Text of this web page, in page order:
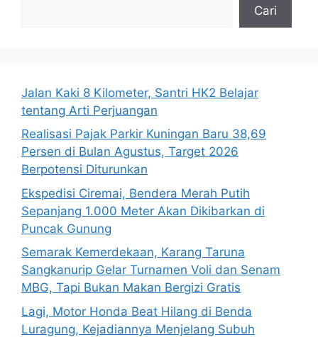
Cari
Jalan Kaki 8 Kilometer, Santri HK2 Belajar
tentang Arti Perjuangan
Realisasi Pajak Parkir Kuningan Baru 38,69
Persen di Bulan Agustus, Target 2026
Berpotensi Diturunkan
Ekspedisi Ciremai, Bendera Merah Putih
Sepanjang 1.000 Meter Akan Dikibarkan di
Puncak Gunung
Semarak Kemerdekaan, Karang Taruna
Sangkanurip Gelar Turnamen Voli dan Senam
MBG, Tapi Bukan Makan Bergizi Gratis
Lagi, Motor Honda Beat Hilang di Benda
Luragung, Kejadiannya Menjelang Subuh